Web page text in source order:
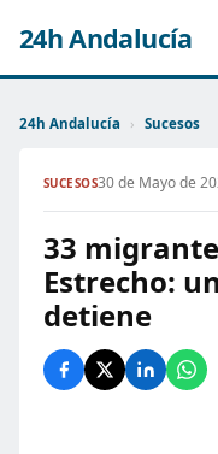
24h Andalucía
24h Andalucía › Sucesos
SUCESOS30 de Mayo de
33
Estrecho:
detiene